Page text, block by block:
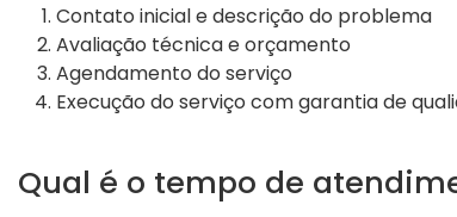
Contato inicial e descrição do problema
Avaliação técnica e orçamento
Agendamento do serviço
Execução do serviço com garantia de
Qual é o tempo de